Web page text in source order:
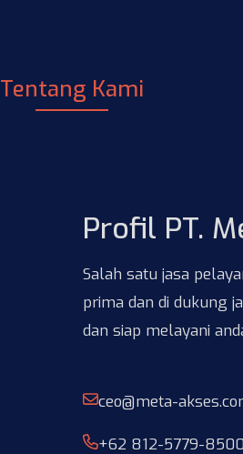
Tentang Kami
Profil PT.
Salah satu jasa
prima dan di dukung
dan siap melayani
ceo@meta-
+62 812-5779-8500